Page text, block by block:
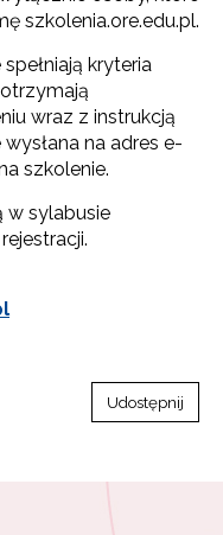
szkolenia.ore.edu.pl.
kryteria
wraz z instrukcją
na adres e-
szkolenie.
w sylabusie
Udostępnij